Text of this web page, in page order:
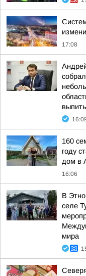
17:08
160
году
дом в
16:06
В
селе
мира